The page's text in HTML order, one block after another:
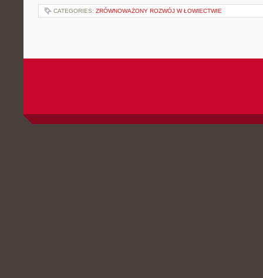
CATEGORIES: ZRÓWNOWAŻONY ROZWÓJ W ŁOWIECTWIE